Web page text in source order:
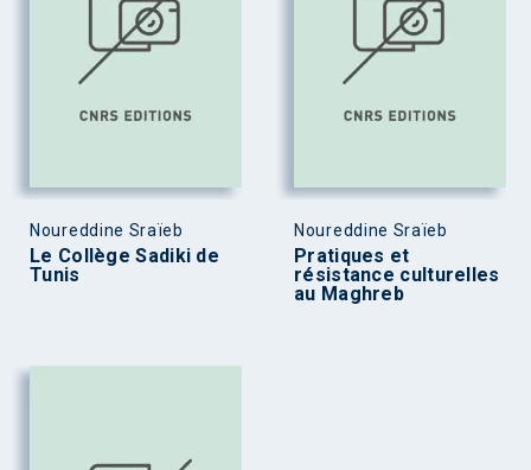
Noureddine Sraïeb
Le Collège Sadiki de
Tunis
Noureddine Sraïeb
Pratiques et
résistance culturelles
au Maghreb